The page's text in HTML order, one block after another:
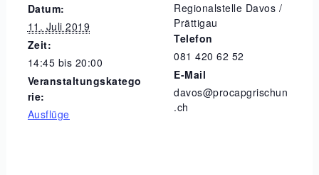
Datum:
11. Juli 2019
Zeit:
14:45 bis 20:00
Veranstaltungskatego
rie:
Ausflüge
Regionalstelle Davos /
Prättigau
Telefon
081 420 62 52
E-Mail
davos@procapgrischun
.ch